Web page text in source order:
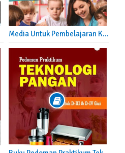
Media Untuk Pembelajaran Kreatif dan Inovatif